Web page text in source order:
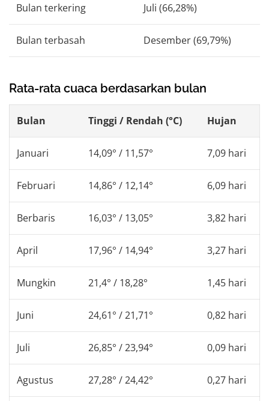
Bulan terkering Juli (66,28%)
Bulan terbasah Desember (69,79%)
Rata-rata cuaca berdasarkan bulan
Bulan Tinggi / Rendah (°C) Hujan
Januari 14,09° / 11,57° 7,09 hari
Februari 14,86° / 12,14° 6,09 hari
Berbaris 16,03° / 13,05° 3,82 hari
April 17,96° / 14,94° 3,27 hari
Mungkin 21,4° / 18,28° 1,45 hari
Juni 24,61° / 21,71° 0,82 hari
Juli 26,85° / 23,94° 0,09 hari
Agustus 27,28° / 24,42° 0,27 hari